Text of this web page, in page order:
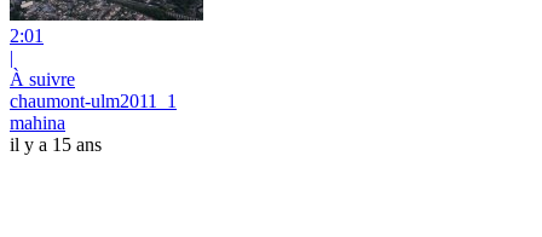
2:01
|
À suivre
chaumont-ulm2011_1
mahina
il y a 15 ans